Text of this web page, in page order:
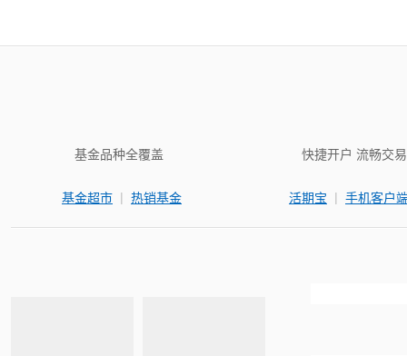
基金品种全覆盖
基金超市 | 热销基金
快捷开户 流畅交易
活期宝 | 手机客户